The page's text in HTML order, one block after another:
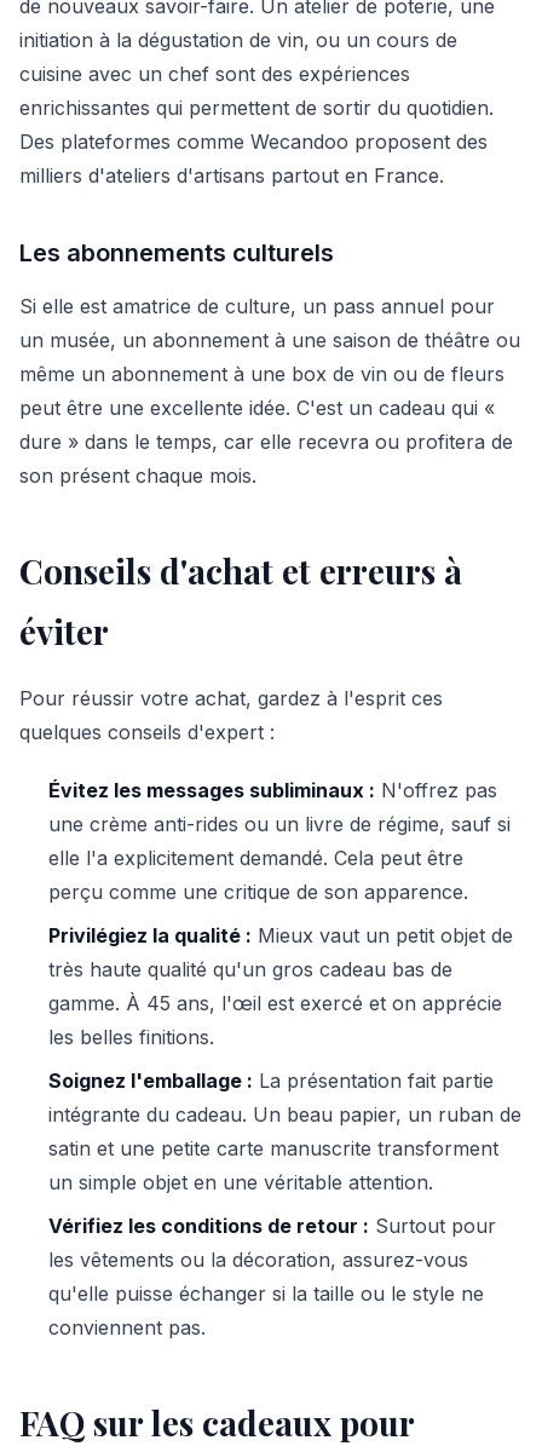
de nouveaux savoir-faire. Un atelier de poterie, une
initiation à la dégustation de vin, ou un cours de
cuisine avec un chef sont des expériences
enrichissantes qui permettent de sortir du quotidien.
Des plateformes comme Wecandoo proposent des
milliers d'ateliers d'artisans partout en France.
Les abonnements culturels
Si elle est amatrice de culture, un pass annuel pour
un musée, un abonnement à une saison de théâtre ou
même un abonnement à une box de vin ou de fleurs
peut être une excellente idée. C'est un cadeau qui «
dure » dans le temps, car elle recevra ou profitera de
son présent chaque mois.
Conseils d'achat et erreurs à
éviter
Pour réussir votre achat, gardez à l'esprit ces
quelques conseils d'expert :
Évitez les messages subliminaux : N'offrez pas
une crème anti-rides ou un livre de régime, sauf si
elle l'a explicitement demandé. Cela peut être
perçu comme une critique de son apparence.
Privilégiez la qualité : Mieux vaut un petit objet de
très haute qualité qu'un gros cadeau bas de
gamme. À 45 ans, l'œil est exercé et on apprécie
les belles finitions.
Soignez l'emballage : La présentation fait partie
intégrante du cadeau. Un beau papier, un ruban de
satin et une petite carte manuscrite transforment
un simple objet en une véritable attention.
Vérifiez les conditions de retour : Surtout pour
les vêtements ou la décoration, assurez-vous
qu'elle puisse échanger si la taille ou le style ne
conviennent pas.
FAQ sur les cadeaux pour